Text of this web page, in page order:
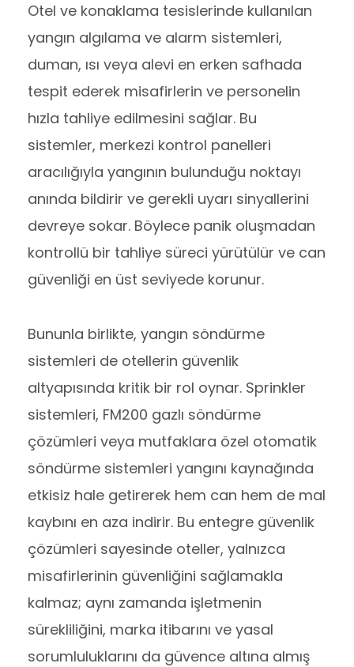
Otel ve konaklama tesislerinde kullanılan
yangın algılama ve alarm sistemleri,
duman, ısı veya alevi en erken safhada
tespit ederek misafirlerin ve personelin
hızla tahliye edilmesini sağlar. Bu
sistemler, merkezi kontrol panelleri
aracılığıyla yangının bulunduğu noktayı
anında bildirir ve gerekli uyarı sinyallerini
devreye sokar. Böylece panik oluşmadan
kontrollü bir tahliye süreci yürütülür ve can
güvenliği en üst seviyede korunur.
Bununla birlikte, yangın söndürme
sistemleri de otellerin güvenlik
altyapısında kritik bir rol oynar. Sprinkler
sistemleri, FM200 gazlı söndürme
çözümleri veya mutfaklara özel otomatik
söndürme sistemleri yangını kaynağında
etkisiz hale getirerek hem can hem de mal
kaybını en aza indirir. Bu entegre güvenlik
çözümleri sayesinde oteller, yalnızca
misafirlerinin güvenliğini sağlamakla
kalmaz; aynı zamanda işletmenin
sürekliliğini, marka itibarını ve yasal
sorumluluklarını da güvence altına almış